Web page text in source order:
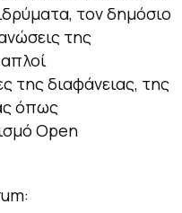
τον δημόσιο
της
της διαφάνειας, της
όπως
Open